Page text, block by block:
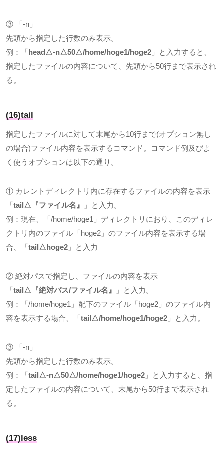
③ 「 -n 」
先頭から指定した行数のみ表示。
例：「 head △-n△50△/home/hoge1/hoge2 」と入力すると、
指定したファイルの内容について、先頭から50行まで表示され
る。
(16)tail
指定したファイルに対して末尾から10行まで(オプション無し
の場合)ファイル内容を表示するコマンド。コマンド例及びよ
く使うオプションは以下の通り。
① カレントディレクトリ内に存在するファイルの内容を表示
「 tail△ 『ファイル名』
」と入力。
例：現在、「 /home/hoge1 」ディレクトリにおり、このディレ
クトリ内のファイル「 hoge2 」のファイル内容を表示する場
合、「 tail△hoge2 」と入力
② 絶対パスで指定し、ファイルの内容を表示
「 tail△ 『絶対パス/ファイル名』
」と入力。
例：「 /home/hoge1 」配下のファイル「 hoge2 」のファイル内
容を表示する場合、「 tail△/home/hoge1/hoge2 」と入力。
③ 「 -n 」
先頭から指定した行数のみ表示。
例：「 tail△-n△50△/home/hoge1/hoge2 」と入力すると、指
定したファイルの内容について、末尾から50行まで表示され
る。
(17)less